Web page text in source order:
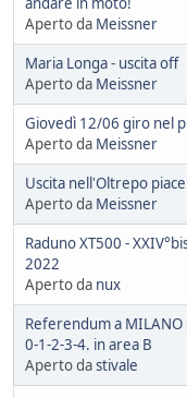
Aperto da Meissner
Maria Longa - uscita off
Aperto da Meissner
Giovedì 12/06 giro nel
Aperto da Meissner
Uscita nell'Oltrepo
Aperto da Meissner
Raduno XT500 -
2022
Aperto da nux
Referendum a
0-1-2-3-4. in area B
Aperto dastivale